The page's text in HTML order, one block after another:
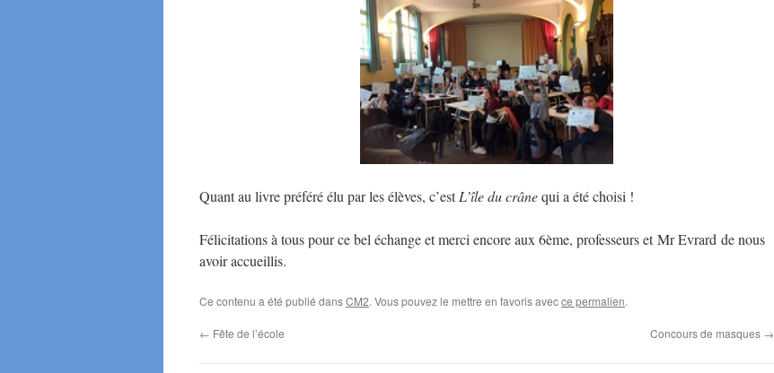
Quant au livre préféré élu par les élèves, c’estL’île du crânequi a été choisi !
Félicitations à tous pour ce bel échange et merci encore aux 6ème, professeurs et Mr Evrard de nous
avoir accueillis.
Ce contenu a été publié dansCM2. Vous pouvez le mettre en favoris avecce permalien.
← Fête de l’école Concours de masques →